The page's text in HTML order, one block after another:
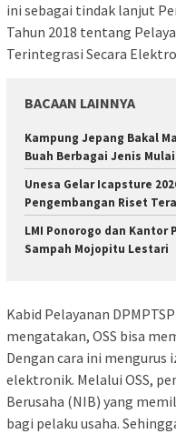
ini sebagai tindak lanjut
Tahun 2018 tentang
Terintegrasi Secara
BACAAN LAINNYA
Kampung Jepang Bakal
Buah Berbagai Jenis
Unesa Gelar Icapsture
Pengembangan Riset
LMI Ponorogo dan Kantor
Sampah Mojopitu Lestari
Kabid Pelayanan
mengatakan, OSS bisa
Dengan cara ini mengurus
elektronik. Melalui OSS,
Berusaha (NIB) yang
bagi pelaku usaha.